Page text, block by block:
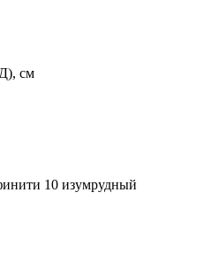
см
10 изумрудный